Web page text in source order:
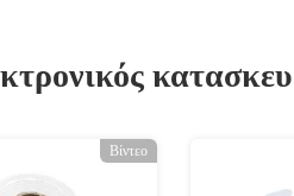
Βίντεο